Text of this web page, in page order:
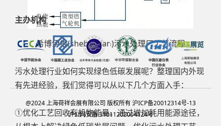
希博伊根(sheboygan)污水处理厂工艺流程
污水处理行业如何实现绿色低碳发展呢？整理国内外现
有先进经验，我们觉得可以从以下几个方面入手：
①优化工艺回收有机物能量。通过增加耗用能源途径，
主办机构
@2024 上海荷祥会展有限公司 版权所有 沪ICP备20012314号-13
沪公网安备 31011202004124号